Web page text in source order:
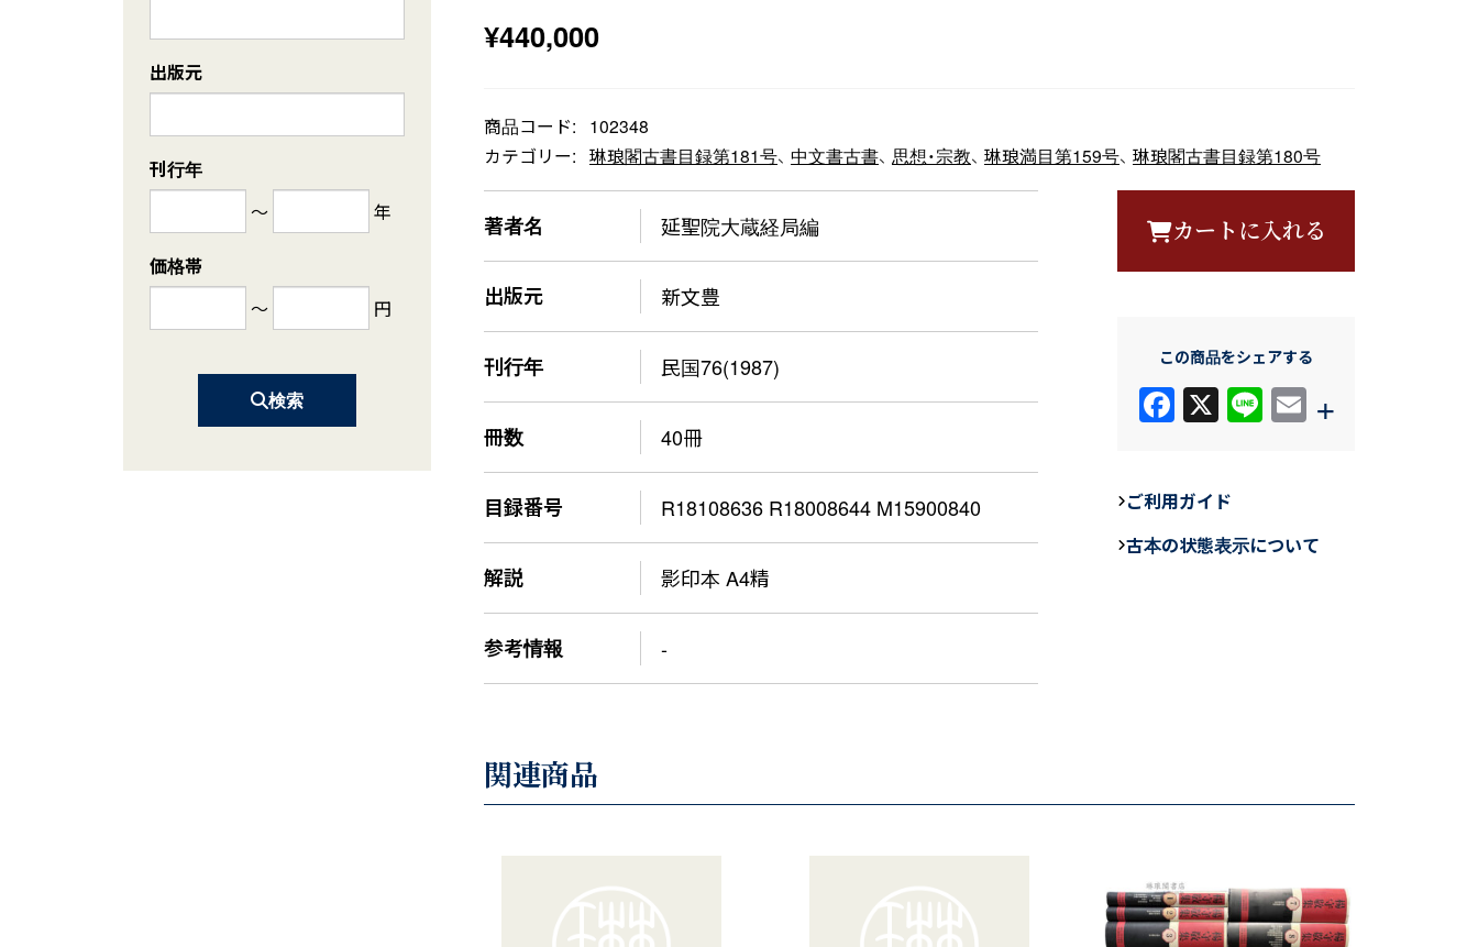
¥440,000
商品コード:
102348
カテゴリー: 琳琅閣古書目録第181号、 中文書古書、 思想・宗教、 琳琅満目第159号、 琳琅閣古書目録第180号
著者名 延聖院大蔵経局編
出版元 新文豊
刊行年 民国76(1987)
冊数 40冊
目録番号 R18108636 R18008644 M15900840
解説 影印本 A4精
参考情報 -
カートに入れる
この商品をシェアする
F
a
e
b
X Li
n
E
+
ご利用ガイド
古本の状態表示について
関連商品
出版元
刊行年
～
年
価格帯
～
円
検索